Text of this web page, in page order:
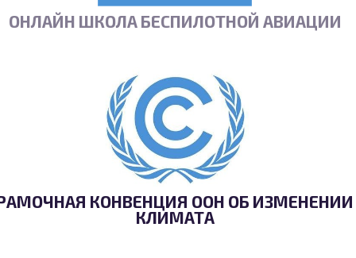
ОНЛАЙН ШКОЛА БЕСПИЛОТНОЙ АВИАЦИИ
КОНВЕНЦИЯ ООН ОБ ИЗМЕНЕНИИ
КЛИМАТА